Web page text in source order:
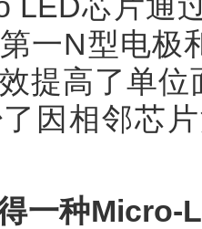
一N型电极
提高了单
因相邻芯
一种Micro-